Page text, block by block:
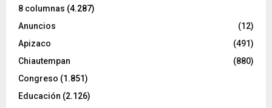
8 columnas (4.287)
Anuncios
(12)
Apizaco
(491)
Chiautempan
(880)
Congreso (1.851)
Educación (2.126)